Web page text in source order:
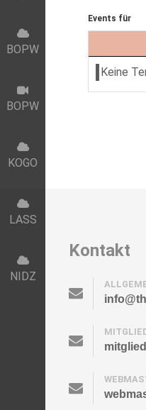
Events für
Keine
Kontakt
BOPW
BOPW
KOGO
LASS
NIDZ